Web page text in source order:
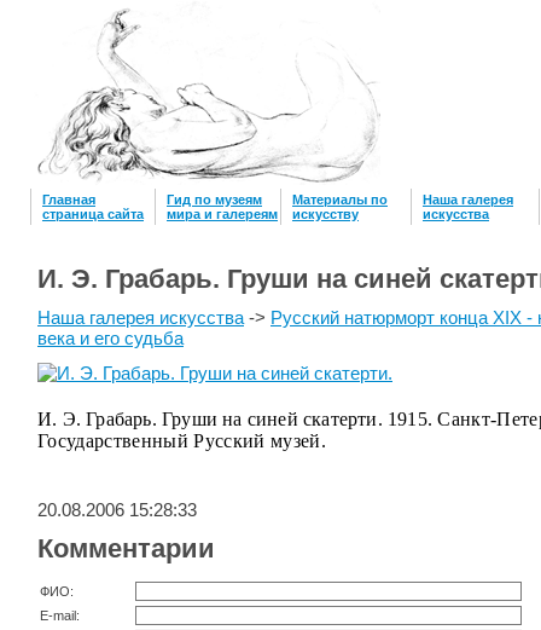
Главная
страница сайта
Гид по музеям
мира и галереям
Материалы по
искусству
Наша галерея
искусcтва
И. Э. Грабарь. Груши на синей
Наша галерея искусства-> Русский натюрморт конца XIX -
века и его судьба
И. Э. Грабарь. Груши на синей скатерти. 1915. Санкт-
Государственный Русский музей.
20.08.2006 15:28:33
Комментарии
ФИО:
E-mail: